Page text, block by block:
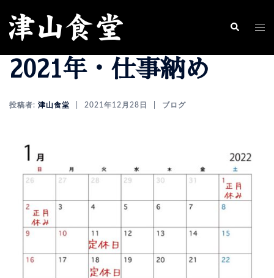
ン
へ
検
ト
2021年・仕事納め
投稿者: 津山食堂 2021年12月28日 ブログ